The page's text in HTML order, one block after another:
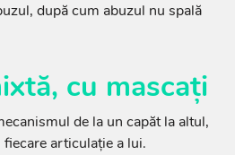
după cum abuzul nu spală
cu mascați
de la un capăt la altul,
articulație a lui.